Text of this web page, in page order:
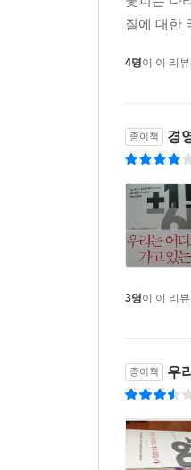
경제는 시장에
경제성장을
주장한다. 경
정부가 ‘계획
방향이 되어야
정부는 국가
한다는 것이
장기적으로 재
어떤 경우에
앞으로 15년,
한국의 경제
자본시장의
질에 대한
4명이 이 리
종이책 경
3명이 이 리
종이책 우